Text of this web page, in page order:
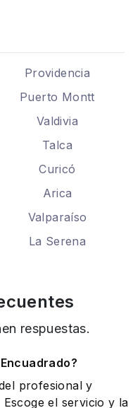
Providencia
Puerto Montt
Valdivia
Talca
Curicó
Arica
Valparaíso
La Serena
respuestas.
profesional y
el servicio y la